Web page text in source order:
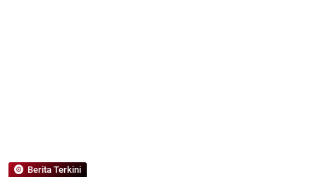
Berita Terkini